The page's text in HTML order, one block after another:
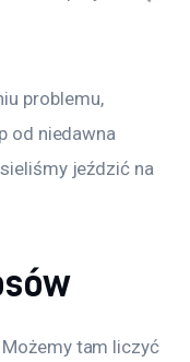
problemu,
od niedawna
jeździć na
tam liczyć